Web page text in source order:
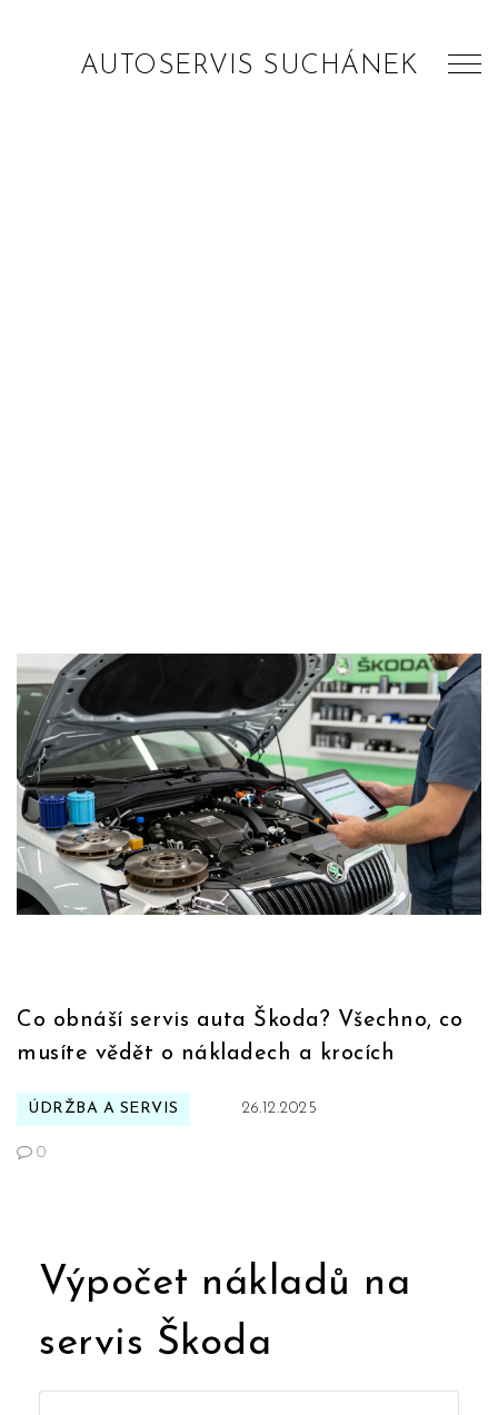
AUTOSERVIS SUCHÁNEK
Co obnáší servis auta Škoda? Všechno, co
musíte vědět o nákladech a krocích
ÚDRŽBA A SERVIS 26.12.2025
0
Výpočet nákladů na
servis Škoda